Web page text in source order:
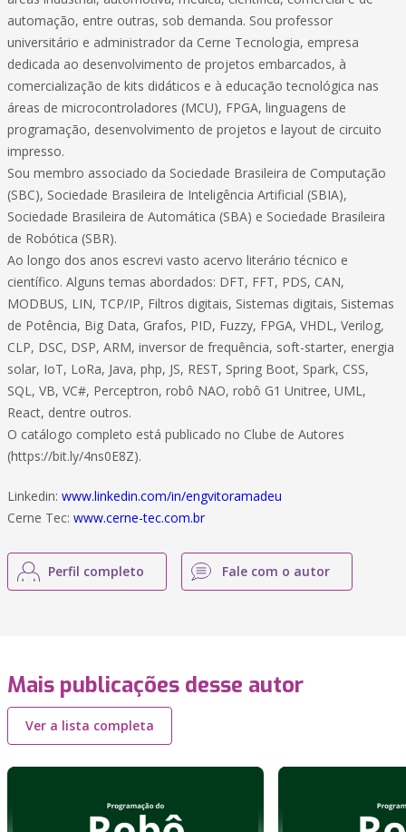
automação, entre outras, sob demanda. Sou professor
universitário e administrador da Cerne Tecnologia, empresa
dedicada ao desenvolvimento de projetos embarcados, à
comercialização de kits didáticos e à educação tecnológica nas
áreas de microcontroladores (MCU), FPGA, linguagens de
programação, desenvolvimento de projetos e layout de circuito
impresso.
Sou membro associado da Sociedade Brasileira de Computação
(SBC), Sociedade Brasileira de Inteligência Artificial (SBIA),
Sociedade Brasileira de Automática (SBA) e Sociedade Brasileira
de Robótica (SBR).
Ao longo dos anos escrevi vasto acervo literário técnico e
científico. Alguns temas abordados: DFT, FFT, PDS, CAN,
MODBUS, LIN, TCP/IP, Filtros digitais, Sistemas digitais, Sistemas
de Potência, Big Data, Grafos, PID, Fuzzy, FPGA, VHDL, Verilog,
CLP, DSC, DSP, ARM, inversor de frequência, soft-starter, energia
solar, IoT, LoRa, Java, php, JS, REST, Spring Boot, Spark, CSS,
SQL, VB, VC#, Perceptron, robô NAO, robô G1 Unitree, UML,
React, dentre outros.
O catálogo completo está publicado no Clube de Autores
(https://bit.ly/4ns0E8Z).
Linkedin: www.linkedin.com/in/engvitoramadeu
Cerne Tec: www.cerne-tec.com.br
Perfil completo Fale com o autor
Mais publicações desse autor
Ver a lista completa